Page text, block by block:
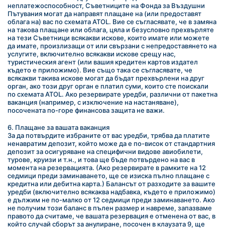
неплатежоспособност, Съветниците на Фонда за Въздушни
Пътувания могат да направят плащане на (или предоставят
облага на) вас по схемата ATOL. Вие се съгласявате, че в замяна
на такова плащане или облага, цяла и безусловно прехвърляте
на тези Съветници всякакви искове, които имате или можете
да имате, произлизащи от или свързани с непредоставянето на
услугите, включително всякакви искове срещу нас,
туристическия агент (или вашия кредитен картов издател
където е приложимо). Вие също така се съгласявате, че
всякакви такива искове могат да бъдат прехвърлени на друг
орган, ако този друг орган е платил суми, които сте поискали
по схемата ATOL. Ако резервирате уредби, различни от пакетна
ваканция (например, с изключение на настаняване),
посочената по-горе финансова защита не важи.
6. Плащане за вашата ваканция
За да потвърдите избраните от вас уредби, трябва да платите
ненавратим депозит, който може да е по-висок от стандартния
депозит за осигуряване на специфични видове авиобилети,
турове, круизи и т.н., и това ще бъде потвърдено на вас в
момента на резервацията. (Ако резервирате в рамките на 12
седмици преди заминаването, ще се изиска пълно плащане с
кредитна или дебитна карта.) Балансът от разходите за вашите
уредби (включително всякаква надбавка, където е приложимо)
е дължим не по-малко от 12 седмици преди заминаването. Ако
не получим този баланс в пълен размер и навреме, запазваме
правото да считаме, че вашата резервация е отменена от вас, в
който случай сборът за анулиране, посочен в клаузата 9, ще